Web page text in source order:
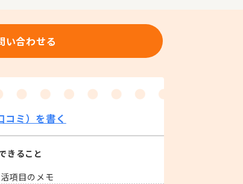
い合わせる
コミ）を書く
きること
項目のメモ